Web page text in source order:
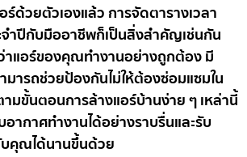
ด้วยตัวเองแล้ว การจัดตารางเวลา
จำปีกับมืออาชีพก็เป็นสิ่งสำคัญเช่นกัน
ว่าแอร์ของคุณทำงานอย่างถูกต้อง มี
มารถช่วยป้องกันไม่ให้ต้องซ่อมแซมใน
มขั้นตอนการล้างแอร์บ้านง่าย ๆ เหล่านี้
อากาศทำงานได้อย่างราบรื่นและรับ
บคุณได้นานขึ้นด้วย